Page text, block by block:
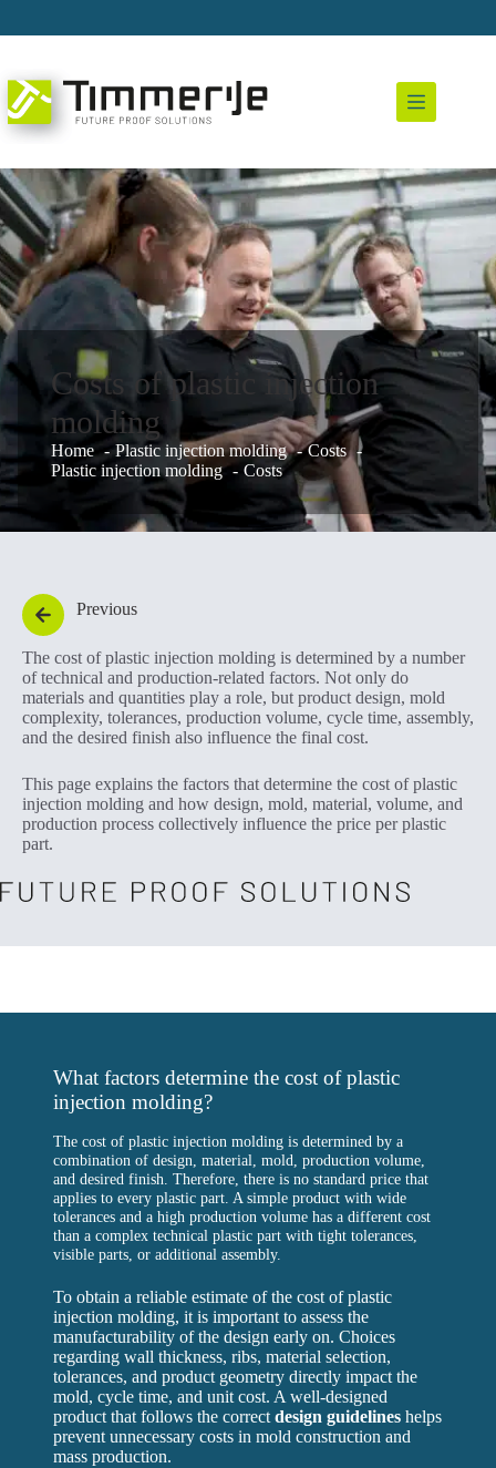
Costs of plastic injection
molding
Home Plastic injection molding
Costs
Plastic injection molding
Costs
Previous
The cost of plastic injection molding is determined by a number
of technical and production-related factors. Not only do
materials and quantities play a role, but product design, mold
complexity, tolerances, production volume, cycle time, assembly,
and the desired finish also influence the final cost.
This page explains the factors that determine the cost of plastic
injection molding and how design, mold, material, volume, and
production process collectively influence the price per plastic
part.
What factors determine the cost of plastic
injection molding?
The cost of plastic injection molding is determined by a
combination of design, material, mold, production volume,
and desired finish. Therefore, there is no standard price that
applies to every plastic part. A simple product with wide
tolerances and a high production volume has a different cost
than a complex technical plastic part with tight tolerances,
visible parts, or additional assembly.
To obtain a reliable estimate of the cost of plastic
injection molding, it is important to assess the
manufacturability of the design early on. Choices
regarding wall thickness, ribs, material selection,
tolerances, and product geometry directly impact the
mold, cycle time, and unit cost. A well-designed
product that follows the correct design guidelines helps
prevent unnecessary costs in mold construction and
mass production.